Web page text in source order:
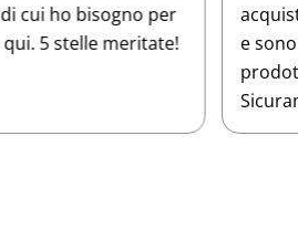
acquistato diversi articoli per
e sono rimasto colpito dalla
prodotti e dalla rapidità della
Sicuramente acquisterò